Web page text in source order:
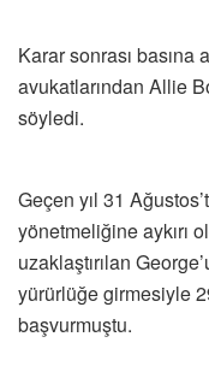
Karar sonrası basına
avukatlarından Allie
söyledi.
Geçen yıl 31
yönetmeliğine aykırı
uzaklaştırılan
yürürlüğe girmesiyle
başvurmuştu.